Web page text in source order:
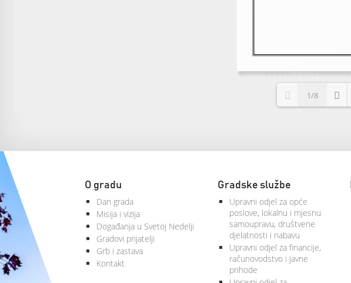
1/8
O gradu
Dan grada
Misija i vizija
Događanja u Svetoj Nedelji
Gradovi prijatelji
Grb i zastava
Kontakt
Gradske službe
Upravni odjel za opće
poslove, lokalnu i mjesnu
samoupravu, društvene
djelatnosti i nabavu
Upravni odjel za financije,
računovodstvo i javne
prihode